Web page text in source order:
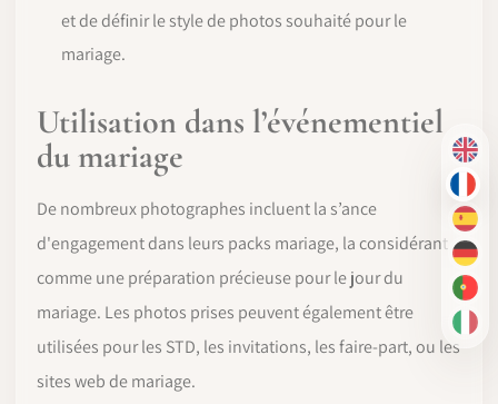
EN
FR
ES
DE
PT-
IT
et de définir le style de photos souhaité pour le
mariage.
Utilisation dans l’événementiel
du mariage
De nombreux photographes incluent la s’ance
d'engagement dans leurs packs mariage, la considérant
comme une préparation précieuse pour le jour du
mariage. Les photos prises peuvent également être
utilisées pour les STD, les invitations, les faire-part, ou les
sites web de mariage.